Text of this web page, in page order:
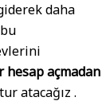
daha
açmadan
atacağız .